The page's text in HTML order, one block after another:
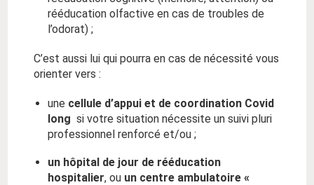
rééducation olfactive en cas de troubles de
l’odorat) ;
C’est aussi lui qui pourra en cas de nécessité vous
orienter vers :
une cellule d’appui et de coordination Covid
long si votre situation nécessite un suivi pluri
professionnel renforcé et/ou ;
un hôpital de jour de rééducation
hospitalier, ou un centre ambulatoire «